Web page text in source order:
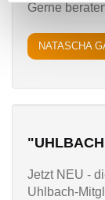
Gerne
NATASCHA
Jetzt NEU -
Uhlbach-